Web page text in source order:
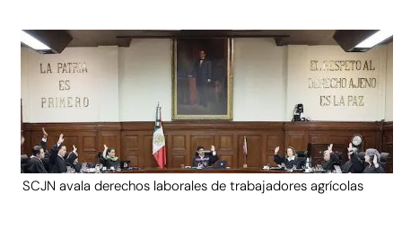
SCJN avala derechos laborales de trabajadores agrícolas